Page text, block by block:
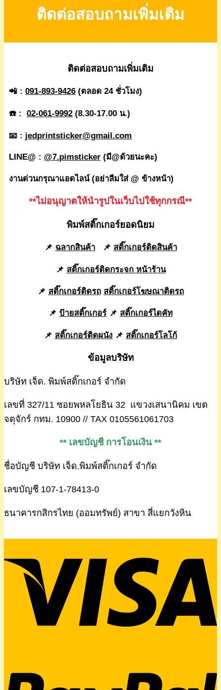
ติดต่อสอบถามเพิ่มเติม
ติดต่อสอบถามเพิ่มเติม
📲 : 091-893-9426 (ตลอด 24 ชั่วโมง)
☎️ : 02-061-9992 (8.30-17.00 น.)
📧 : jedprintsticker@gmail.com
LINE@ : @7.pimsticker (มี@ด้วยนะคะ)
งานด่วนกรุณาแอดไลน์ (อย่าลืมใส่ @ ข้างหน้า)
**ไม่อนุญาตให้นำรูปในเว็บไปใช้ทุกกรณี**
พิมพ์สติ๊กเกอร์ยอดนิยม
📌 ฉลากสินค้า📌 สติ๊กเกอร์ติดสินค้า
📌 สติ๊กเกอร์ติดกระจก หน้าร้าน
📌 สติ๊กเกอร์ติดรถ สติ๊กเกอร์โฆษณาติดรถ
📌 ป้ายสติ๊กเกอร์ 📌 สติ๊กเกอร์ไดคัท
📌 สติ๊กเกอร์ติดผนัง 📌 สติ๊กเกอร์โลโก้
ข้อมูลบริษัท
บริษัท เจ็ด. พิมพ์สติ๊กเกอร์ จำกัด
เลขที่ 327/11 ซอยพหลโยธิน 32 แขวงเสนานิคม เขต
จตุจักร์ กทม. 10900 // TAX 0105561061703
** เลขบัญชี การโอนเงิน **
ชื่อบัญชี บริษัท เจ็ด.พิมพ์สติ๊กเกอร์ จำกัด
เลขบัญชี 107-1-78413-0
ธนาคารกสิกรไทย (ออมทรัพย์) สาขา สี่แยกวังหิน